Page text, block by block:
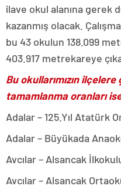
ilave okul alanına gerek
kazanmış olacak.
bu 43 okulun 138.099
403.917 metrekareye
Bu okullarımızın ilçelere
tamamlanma oranları
Adalar – 125.Yıl Atatürk
Adalar – Büyükada
Avcılar – Alsancak
Avcılar – Alsancak